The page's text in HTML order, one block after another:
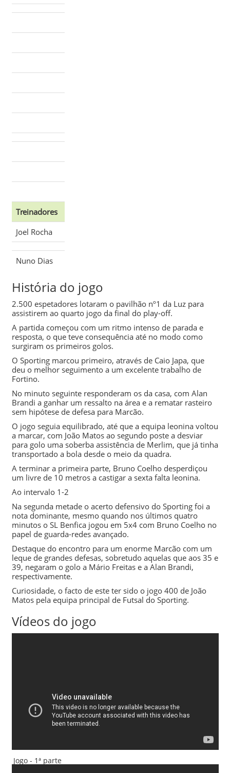
Treinadores
Joel Rocha
Nuno Dias
História do jogo
2.500 espetadores lotaram o pavilhão nº1 da Luz para
assistirem ao quarto jogo da final do play-off.
A partida começou com um ritmo intenso de parada e
resposta, o que teve consequência até no modo como
surgiram os primeiros golos.
O Sportingmarcou primeiro, através de Caio Japa, que
deu o melhor seguimento a um excelente trabalho de
Fortino.
No minuto seguinte responderam os da casa, com Alan
Brandi a ganhar um ressalto na área e a rematar rasteiro
sem hipótese de defesa para Marcão.
O jogo seguia equilibrado, até que a equipa leonina voltou
a marcar, com João Matosao segundo poste a desviar
para golo uma soberba assistência de Merlim, que já tinha
transportado a bola desde o meio da quadra.
A terminar a primeira parte, Bruno Coelho desperdiçou
um livre de 10 metros a castigar a sexta falta leonina.
Ao intervalo 1-2
Na segunda metade o acerto defensivo do Sportingfoi a
nota dominante, mesmo quando nos últimos quatro
minutos o SL Benfica jogou em 5x4 com Bruno Coelho no
papel de guarda-redes avançado.
Destaque do encontro para um enorme Marcãocom um
leque de grandes defesas, sobretudo aquelas que aos 35 e
39, negaram o golo a Mário Freitas e a Alan Brandi,
respectivamente.
Curiosidade, o facto de este ter sido o jogo 400 de João
Matospela equipa principal de Futsal do Sporting.
Vídeos do jogo
Jogo - 1ª parte